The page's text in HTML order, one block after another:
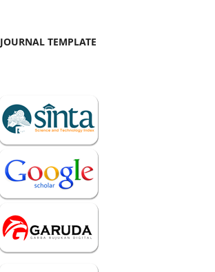
JOURNAL TEMPLATE